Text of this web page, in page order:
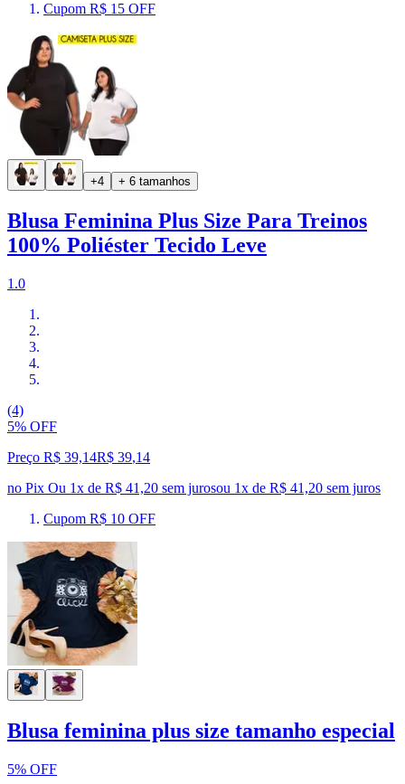
Cupom R$ 15 OFF
+4 + 6 tamanhos
Blusa Feminina Plus Size Para Treinos
100% Poliéster Tecido Leve
1.0
(4)
5% OFF
Preço R$ 39,14R$ 39,14
no Pix Ou 1x de R$ 41,20 sem jurosou 1x de R$ 41,20 sem juros
Cupom R$ 10 OFF
Blusa feminina plus size tamanho especial
5% OFF